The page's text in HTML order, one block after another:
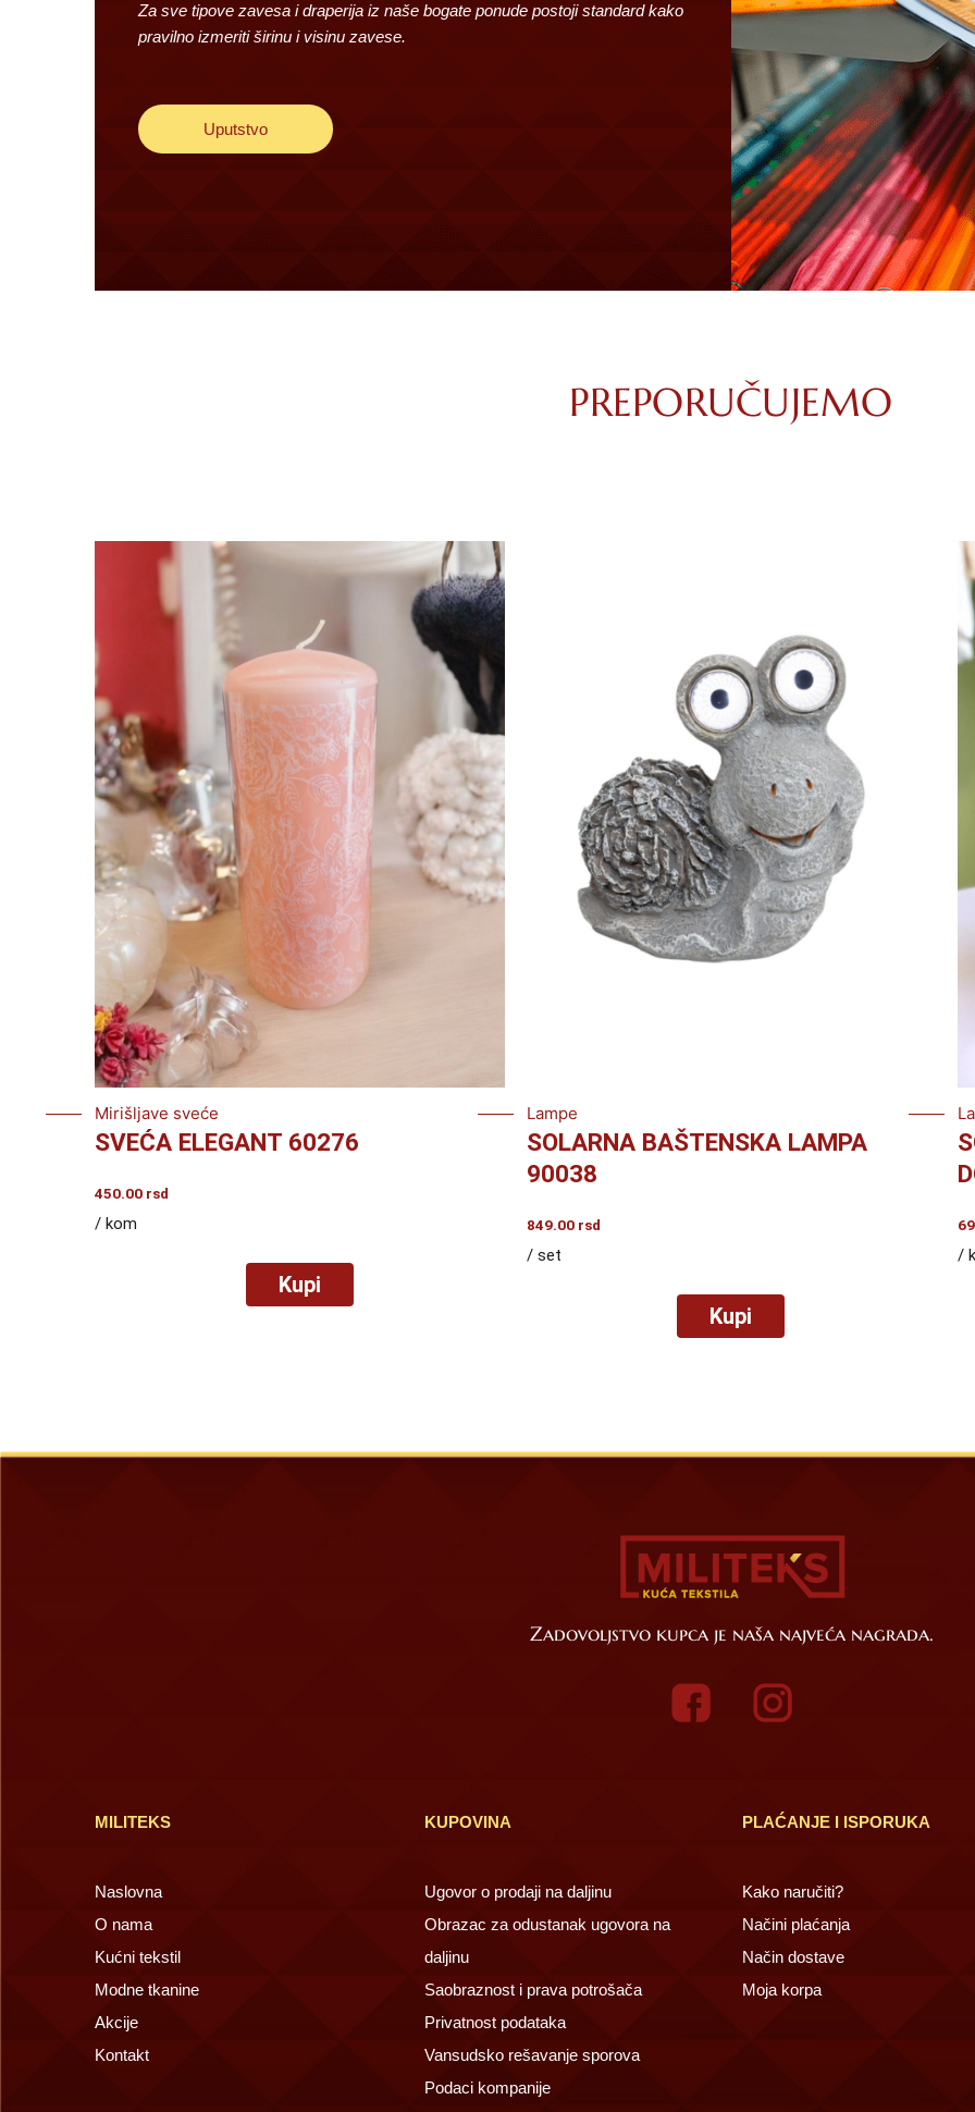
Za sve tipove zavesa i draperija iz naše bogate ponude postoji standard kako
pravilno izmeriti širinu i visinu zavese.
Uputstvo
PREPORUČUJEMO
Mirišljave sveće
SVEĆA ELEGANT 60276
450.00 rsd
/ kom
Kupi
Lampe
SOLARNA BAŠTENSKA LAMPA
90038
849.00rsd
/ set
Kupi
/
Zadovoljstvo kupca je naša najveća nagrada.
MILITEKS
Naslovna
O nama
Kućni tekstil
Modne tkanine
Akcije
Kontakt
KUPOVINA
Ugovor o prodaji na daljinu
Obrazac za odustanak ugovora na
daljinu
Saobraznost i prava potrošača
Privatnost podataka
Vansudsko rešavanje sporova
Podaci kompanije
PLAĆANJE I ISPORUKA
Kako naručiti?
Načini plaćanja
Način dostave
Moja korpa